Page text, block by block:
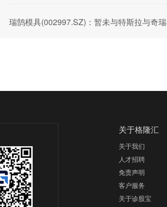
瑞鹄模具(002997.SZ)：暂未与特斯拉与奇
关于格隆汇
关于我们
人才招聘
免责声明
客户服务
关于诊股宝